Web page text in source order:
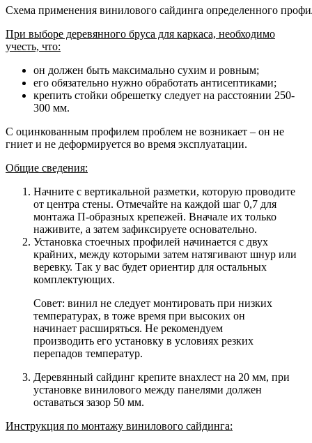
Схема применения винилового сайдинга определенного
При выборе деревянного бруса для каркаса, необходимо
учесть, что:
он должен быть максимально сухим и ровным;
его обязательно нужно обработать антисептиками;
крепить стойки обрешетку следует на расстоянии 250-
300 мм.
С оцинкованным профилем проблем не возникает – он не
гниет и не деформируется во время эксплуатации.
Общие сведения:
Начните с вертикальной разметки, которую проводите
от центра стены. Отмечайте на каждой шаг 0,7 для
монтажа П-образных крепежей. Вначале их только
наживите, а затем зафиксируете основательно.
Установка стоечных профилей начинается с двух
крайних, между которыми затем натягивают шнур или
веревку. Так у вас будет ориентир для остальных
комплектующих.
Совет: винил не следует монтировать при низких
температурах, в тоже время при высоких он
начинает расширяться. Не рекомендуем
производить его установку в условиях резких
перепадов температур.
Деревянный сайдинг крепите внахлест на 20 мм, при
установке винилового между панелями должен
оставаться зазор 50 мм.
Инструкция по монтажу винилового сайдинга: